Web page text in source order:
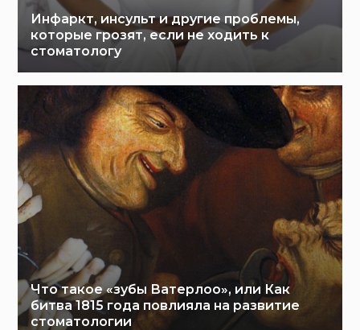
Инфаркт, инсульт и другие проблемы,
которые грозят, если не ходить к
стоматологу
Что такое «зубы Ватерлоо», или Как
битва 1815 года повлияла на развитие
стоматологии